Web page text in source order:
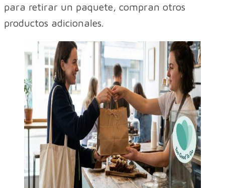
para retirar un paquete, compran otros
productos adicionales.